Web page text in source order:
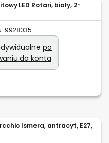
LED Rotari, biały, 2-
9928035
po
do konta
Ismera, antracyt, E27,